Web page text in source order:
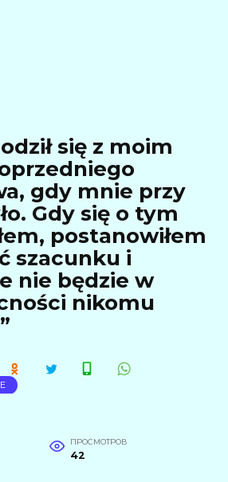
się z moim
gdy mnie przy
Gdy się o tym
postanowiłem
szacunku i
nie będzie w
nikomu
ПРОСМОТРОВ
42